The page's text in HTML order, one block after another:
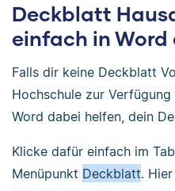
Deckblatt
einfach in Word
Falls dir keine Deckblatt
Hochschule zur
Word dabei helfen, dein
Klicke dafür einfach im Tab
Menüpunkt Deckblatt.